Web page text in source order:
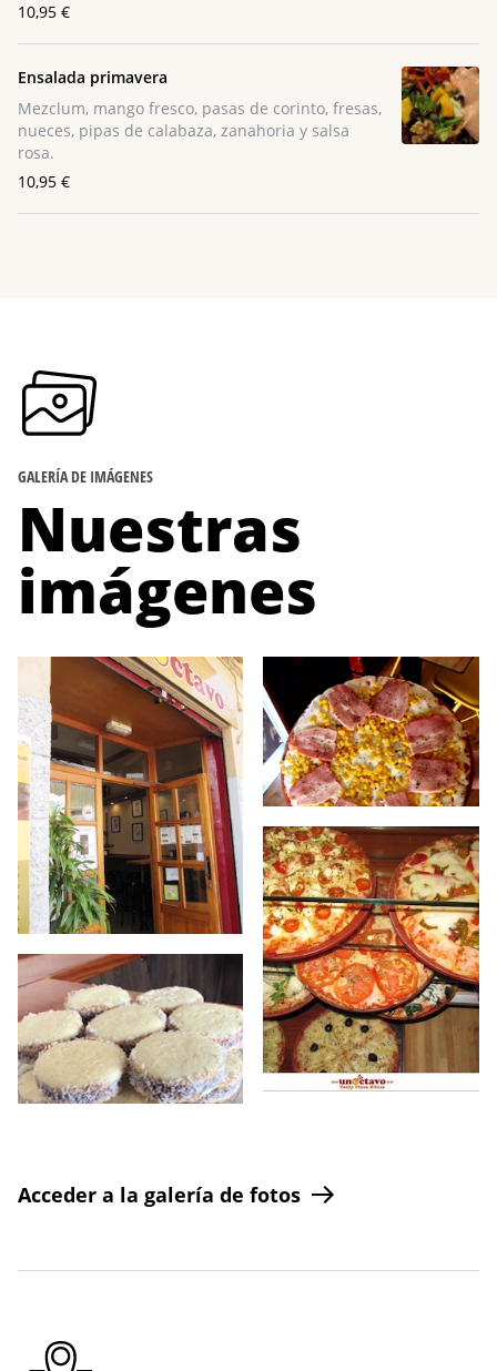
10,95 €
Ensalada primavera
Mezclum, mango fresco, pasas de corinto, fresas,
nueces, pipas de calabaza, zanahoria y salsa
rosa.
10,95 €
GALERÍA DE IMÁGENES
Nuestras
imágenes
Acceder a la galería de fotos